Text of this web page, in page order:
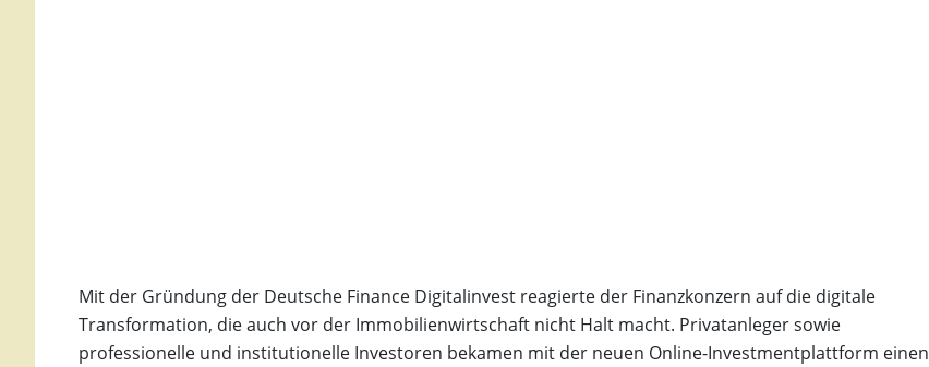
Mit der Gründung der Deutsche Finance Digitalinvest reagierte der Finanzkonzern auf die digitale
Transformation, die auch vor der Immobilienwirtschaft nicht Halt macht. Privatanleger sowie
professionelle und institutionelle Investoren bekamen mit der neuen Online-Investmentplattform einen